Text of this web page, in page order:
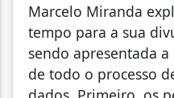
Marcelo Miranda
tempo para a sua
sendo apresentada
de todo o processo